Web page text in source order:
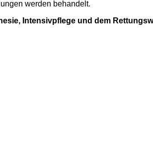
werden behandelt.
Intensivpflege und dem